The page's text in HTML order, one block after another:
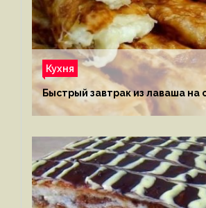
Кухня
Быстрый завтрак из лаваша на